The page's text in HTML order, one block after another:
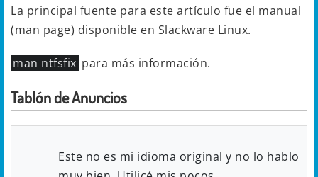
La principal fuente para este artículo fue el manual
(man page) disponible en Slackware Linux.
man ntfsfix para más información.
Tablón de Anuncios
Este no es mi idioma original y no lo hablo